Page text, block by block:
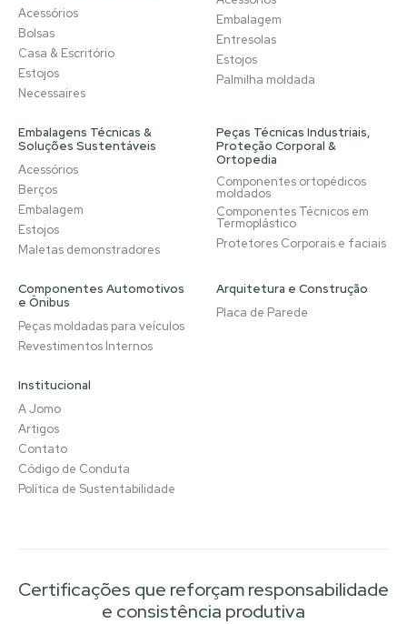
Acessórios
Bolsas
Casa & Escritório
Estojos
Necessaires
Embalagem
Entresolas
Estojos
Palmilha moldada
Embalagens Técnicas &
Soluções Sustentáveis
Acessórios
Berços
Embalagem
Estojos
Maletas demonstradores
Peças Técnicas Industriais,
Proteção Corporal &
Ortopedia
Componentes ortopédicos
moldados
Componentes Técnicos em
Termoplástico
Protetores Corporais e faciais
Componentes Automotivos
e Ônibus
Peças moldadas para veículos
Revestimentos Internos
Arquitetura e Construção
Placa de Parede
Institucional
A Jomo
Artigos
Contato
Código de Conduta
Política de Sustentabilidade
Certificações que reforçam responsabilidade
e consistência produtiva